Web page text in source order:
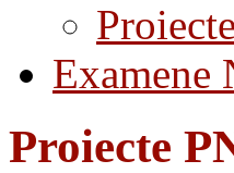
Examene
Proiecte